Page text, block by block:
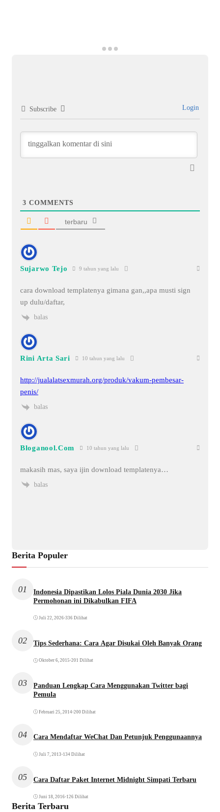
Subscribe Login
3 COMMENTS
terbaru
Sujarwo Tejo 9 tahun yang lalu
cara download templatenya gimana gan,,apa musti sign
up dulu/daftar,
balas
Rini Arta Sari 10 tahun yang lalu
http://jualalatsexmurah.org/produk/vakum-pembesar-
penis/
balas
Bloganool.Com 10 tahun yang lalu
makasih mas, saya ijin download templatenya…
balas
Berita Populer
01
Indonesia Dipastikan Lolos Piala Dunia 2030 Jika
Permohonan ini Dikabulkan FIFA
Juli 22, 2026•336 Dilihat
02 Tips Sederhana: Cara Agar Disukai Oleh Banyak Orang
Oktober 6, 2015 •201 Dilihat
03
Panduan Lengkap Cara Menggunakan Twitter bagi
Pemula
Februari 25, 2014•200 Dilihat
04 Cara Mendaftar WeChat Dan Petunjuk Penggunaannya
Juli 7, 2013 •134 Dilihat
05 Cara Daftar Paket Internet Midnight Simpati Terbaru
Juni 18, 2016•126 Dilihat
Berita Terbaru